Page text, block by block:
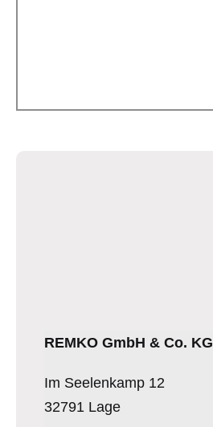
REMKO GmbH & Co. KG
Im Seelenkamp 12
32791 Lage